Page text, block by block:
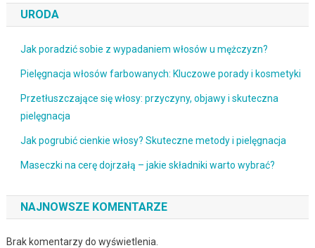
URODA
Jak poradzić sobie z wypadaniem włosów u mężczyzn?
Pielęgnacja włosów farbowanych: Kluczowe porady i kosmetyki
Przetłuszczające się włosy: przyczyny, objawy i skuteczna
pielęgnacja
Jak pogrubić cienkie włosy? Skuteczne metody i pielęgnacja
Maseczki na cerę dojrzałą – jakie składniki warto wybrać?
NAJNOWSZE KOMENTARZE
Brak komentarzy do wyświetlenia.